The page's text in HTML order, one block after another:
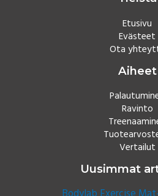
Etusivu
Evästeet
Ota
Aiheet
Ravinto
Vertailut
Uusimmat